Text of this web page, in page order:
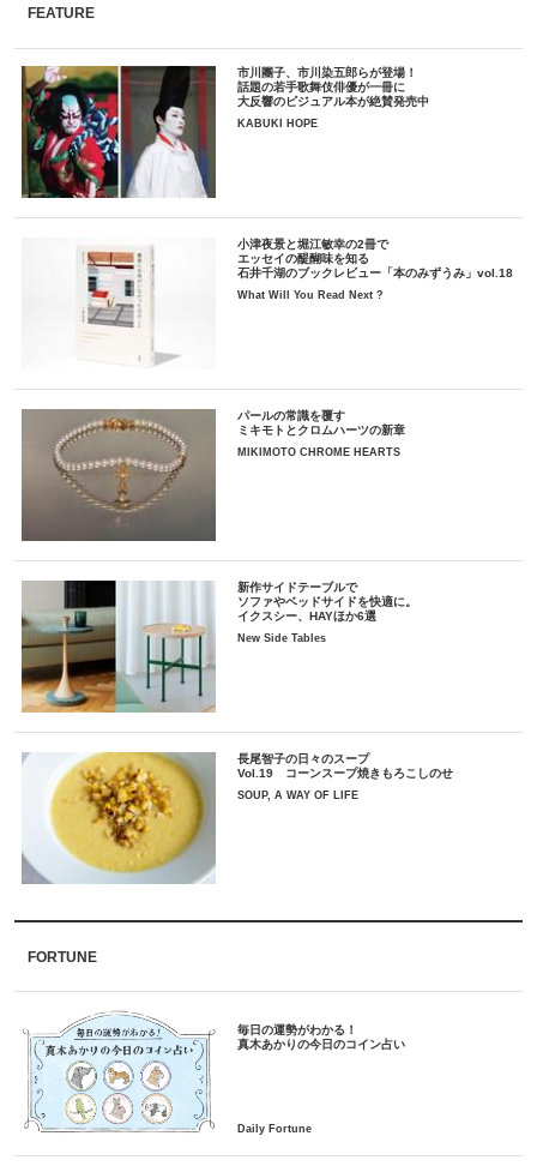
FEATURE
市川團子、市川染五郎らが登場！
話題の若手歌舞伎俳優が一冊に
大反響のビジュアル本が絶賛発売中
KABUKI HOPE
小津夜景と堀江敏幸の2冊で
エッセイの醍醐味を知る
石井千湖のブックレビュー「本のみずうみ」vol.18
What Will You Read Next ?
パールの常識を覆す
ミキモトとクロムハーツの新章
MIKIMOTO CHROME HEARTS
新作サイドテーブルで
ソファやベッドサイドを快適に。
イクスシー、HAYほか6選
New Side Tables
長尾智子の日々のスープ
Vol.19 コーンスープ焼きもろこしのせ
SOUP, A WAY OF LIFE
FORTUNE
毎日の運勢がわかる！